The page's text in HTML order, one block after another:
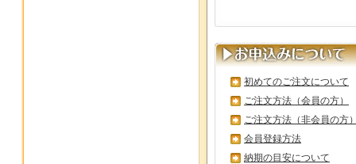
初めてのご注文について
ご注文方法（会員の方）
ご注文方法（非会員の方
会員登録方法
納期の目安について